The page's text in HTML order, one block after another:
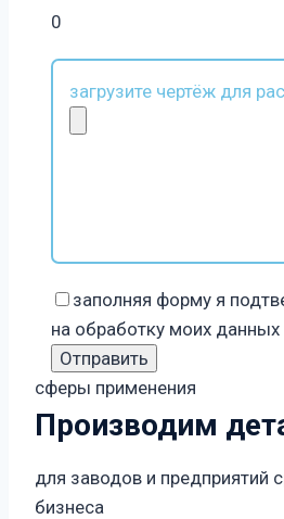
0
загрузите чертёж для
заполняя форму я
на обработку моих данных
сферы применения
Производим
для заводов и предприятий
бизнеса